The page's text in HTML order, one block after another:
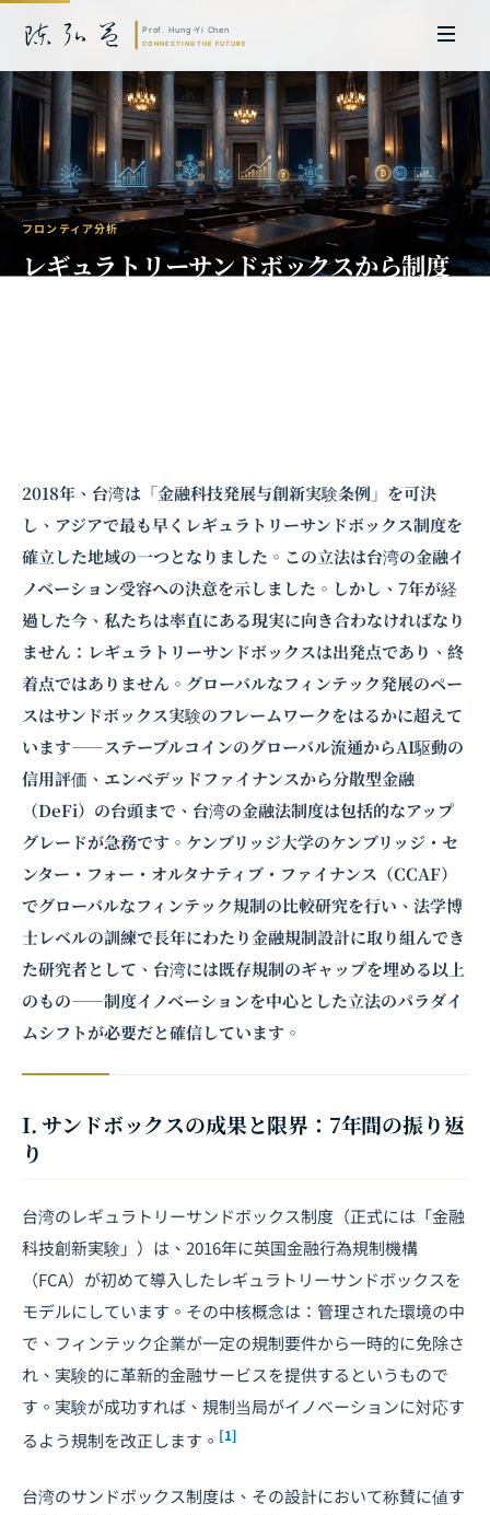
フロンティア分析
レギュラトリーサンドボックスから制度
2018年、台湾は「金融科技発展与創新実験条例」を可決
し、アジアで最も早くレギュラトリーサンドボックス制度を
確立した地域の一つとなりました。この立法は台湾の金融イ
ノベーション受容への決意を示しました。しかし、7年が経
過した今、私たちは率直にある現実に向き合わなければなり
ません：レギュラトリーサンドボックスは出発点であり、終
着点ではありません。グローバルなフィンテック発展のペー
スはサンドボックス実験のフレームワークをはるかに超えて
います――ステーブルコインのグローバル流通からAI駆動の
信用評価、エンベデッドファイナンスから分散型金融
（DeFi）の台頭まで、台湾の金融法制度は包括的なアップ
グレードが急務です。ケンブリッジ大学のケンブリッジ・セ
ンター・フォー・オルタナティブ・ファイナンス（CCAF）
でグローバルなフィンテック規制の比較研究を行い、法学博
士レベルの訓練で長年にわたり金融規制設計に取り組んでき
た研究者として、台湾には既存規制のギャップを埋める以上
のもの――制度イノベーションを中心とした立法のパラダイ
ムシフトが必要だと確信しています。
I. サンドボックスの成果と限界：7年間の振り返
り
台湾のレギュラトリーサンドボックス制度（正式には「金融
科技創新実験」）は、2016年に英国金融行為規制機構
（FCA）が初めて導入したレギュラトリーサンドボックスを
モデルにしています。その中核概念は：管理された環境の中
で、フィンテック企業が一定の規制要件から一時的に免除さ
れ、実験的に革新的金融サービスを提供するというもので
す。実験が成功すれば、規制当局がイノベーションに対応す
るよう規制を改正します。 [1]
台湾のサンドボックス制度は、その設計において称賛に値す